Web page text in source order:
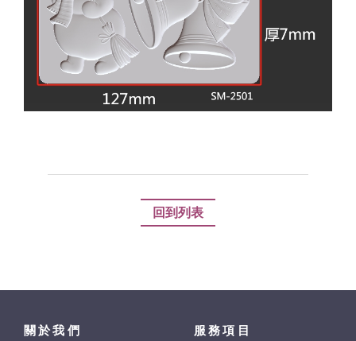
回到列表
關於我們 服務項目